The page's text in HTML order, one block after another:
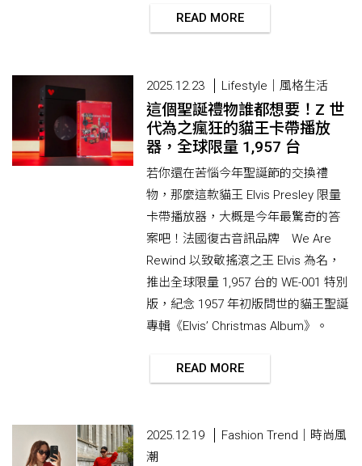
READ MORE
2025.12.23 Lifestyle｜風格生活
這個聖誕禮物誰都想要！Z 世
代為之瘋狂的貓王卡帶播放
器，全球限量 1,957 台
若你還在苦惱今年聖誕節的交換禮
物，那麼這款貓王 Elvis Presley 限量
卡帶播放器，大概是今年最驚奇的答
案吧！法國復古音訊品牌 We Are
Rewind 以致敬搖滾之王 Elvis 為名，
推出全球限量 1,957 台的 WE-001 特別
版，紀念 1957 年初版問世的貓王聖誕
專輯《Elvis’ Christmas Album》。
READ MORE
2025.12.19
Fashion Trend｜時尚風
潮